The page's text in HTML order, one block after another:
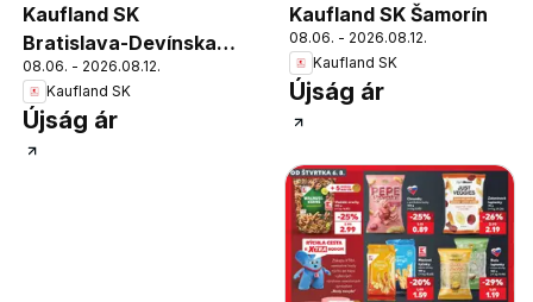
Kaufland SK
Bratislava-Devínska
Nová Ves
08.06. - 2026.08.12.
Kaufland SK
Újság ár
Kaufland SK Šamorín
08.06. - 2026.08.12.
Kaufland SK
Újság ár